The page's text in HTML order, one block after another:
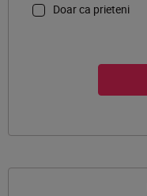
Doar ca prieteni